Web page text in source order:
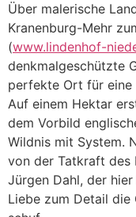
Über malerische
Kranenburg-Mehr
(www.lindenhof-
denkmalgeschützte
perfekte Ort für eine
Auf einem Hektar
dem Vorbild
Wildnis mit System.
von der Tatkraft des
Jürgen Dahl, der
Liebe zum Detail die